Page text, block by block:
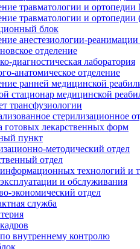
травматологии и
травматологии и ортопедии
блок
анестезиологии-
отделение
диагностическая лаборатория
анатомическое отделение
ранней медицинской
стационар медицинской
трансфузиологии
стерилизационное
готовых лекарственных форм
пункт
методический отдел
отдел
технологий и
и обслуживания
экономический отдел
служба
внутреннему контролю